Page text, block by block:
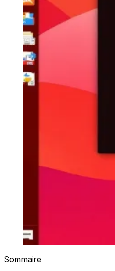
Sommaire